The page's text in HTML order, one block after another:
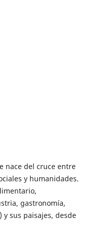
nace del cruce entre
y humanidades.
gastronomía,
sus paisajes, desde